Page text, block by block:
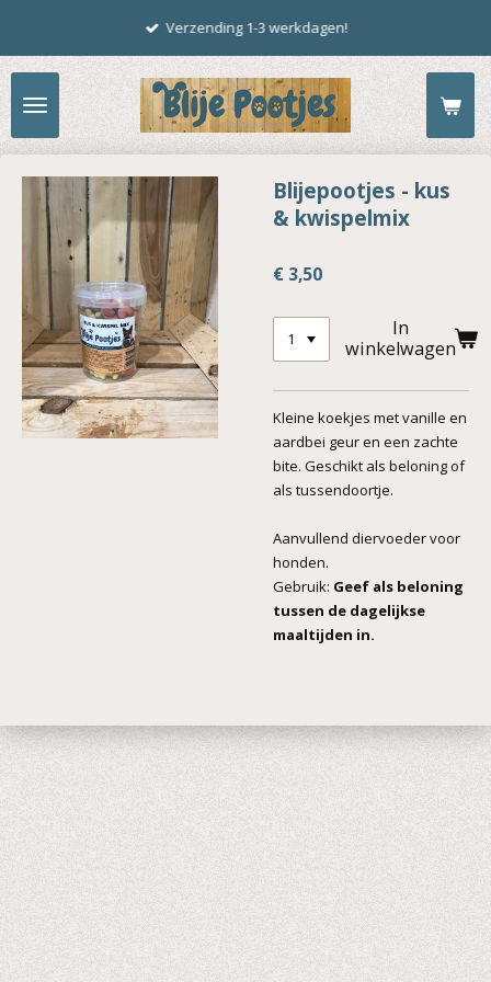
naar
de
hoofdinhoud
Verzending 1-3 werkdagen!
Blijepootjes - kus
& kwispelmix
€ 3,50
In
winkelwagen
Kleine koekjes met vanille en
aardbei geur en een zachte
bite. Geschikt als beloning of
als tussendoortje.
Aanvullend diervoeder voor
honden.
Gebruik: Geef als beloning
tussen de dagelijkse
maaltijden in.